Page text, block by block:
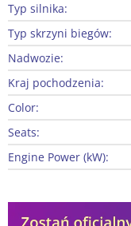
Typ silnika:
Typ skrzyni biegów:
Nadwozie:
Kraj pochodzenia:
Color:
Seats:
Engine Power (kW):